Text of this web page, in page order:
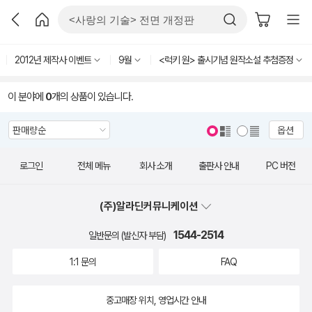
2012년 제작사 이벤트 9월 <럭키 원> 출시기념 원작소설 추첨증정
이 분야에 0개의 상품이 있습니다.
옵션
로그인 전체 메뉴 회사 소개 출판사 안내 PC 버전
(주)알라딘커뮤니케이션
일반문의 (발신자 부담) 1544-2514
1:1 문의 FAQ
중고매장 위치, 영업시간 안내